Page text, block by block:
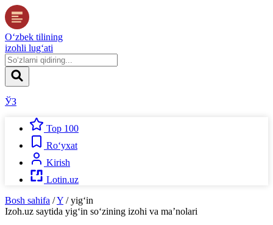
O‘zbek tilining
izohli lug‘ati
ЎЗ
Top 100
Ro‘yxat
Kirish
Lotin.uz
Bosh sahifa /Y / yig‘in
Izoh.uz saytida yig‘in so‘zining izohi va ma’nolari